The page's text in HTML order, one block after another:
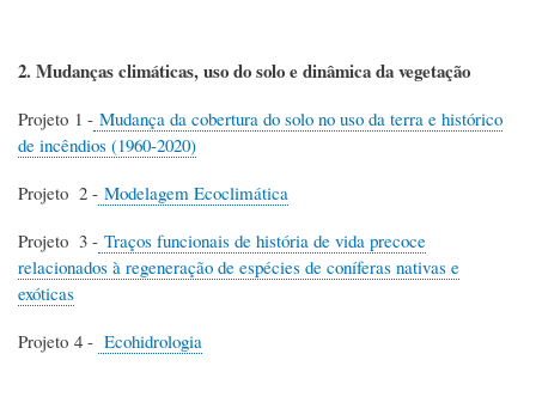
2. Mudanças climáticas, uso do solo e dinâmica da vegetação
Projeto 1 - Mudança da cobertura do solo no uso da terra e histórico
de incêndios (1960-2020)
Projeto 2 - Modelagem Ecoclimática
Projeto 3 - Traços funcionais de história de vida precoce
relacionados à regeneração de espécies de coníferas nativas e
exóticas
Projeto 4 - Ecohidrologia